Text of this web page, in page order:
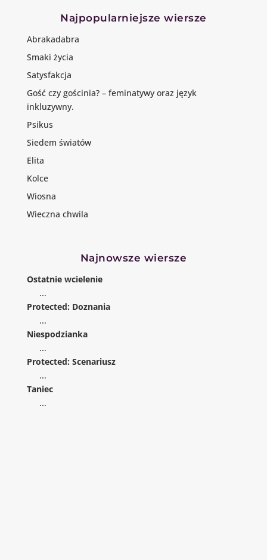
Najpopularniejsze wiersze
Abrakadabra
Smaki życia
Satysfakcja
Gość czy gościnia? – feminatywy oraz język
inkluzywny.
Psikus
Siedem światów
Elita
Kolce
Wiosna
Wieczna chwila
Najnowsze wiersze
Ostatnie wcielenie
...
Protected: Doznania
...
Niespodzianka
...
Protected: Scenariusz
...
Taniec
...